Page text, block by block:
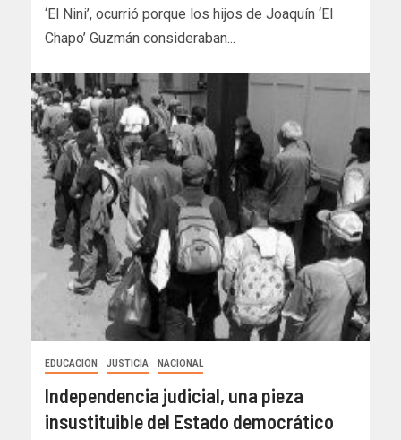
‘El Nini’, ocurrió porque los hijos de Joaquín ‘El
Chapo’ Guzmán consideraban...
EDUCACIÓN JUSTICIA NACIONAL
Independencia judicial, una pieza
insustituible del Estado democrático